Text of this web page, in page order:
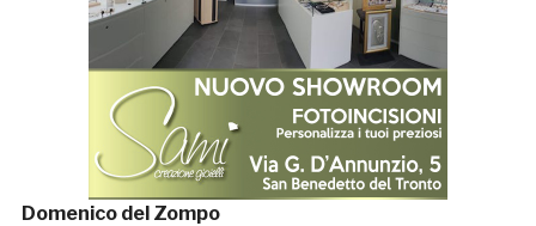
Domenico del Zompo